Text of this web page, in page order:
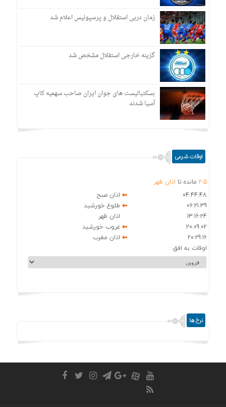
زمان دربی استقلال و پرسپولیس اعلام شد
گزینه خارجی استقلال مشخص شد
بسکتبالیست های جوان ایران صاحب سهمیه کاپ
آسیا شدند
اوقات شرعی
2:5 مانده تا اذان ظهر
04:44:48
اذان صبح
06:21:39
طلوع خورشید
13:16:24
اذان ظهر
20:09:02
غروب خورشید
20:29:16
اذان مغرب
اوقات به افق :
نرخ ها